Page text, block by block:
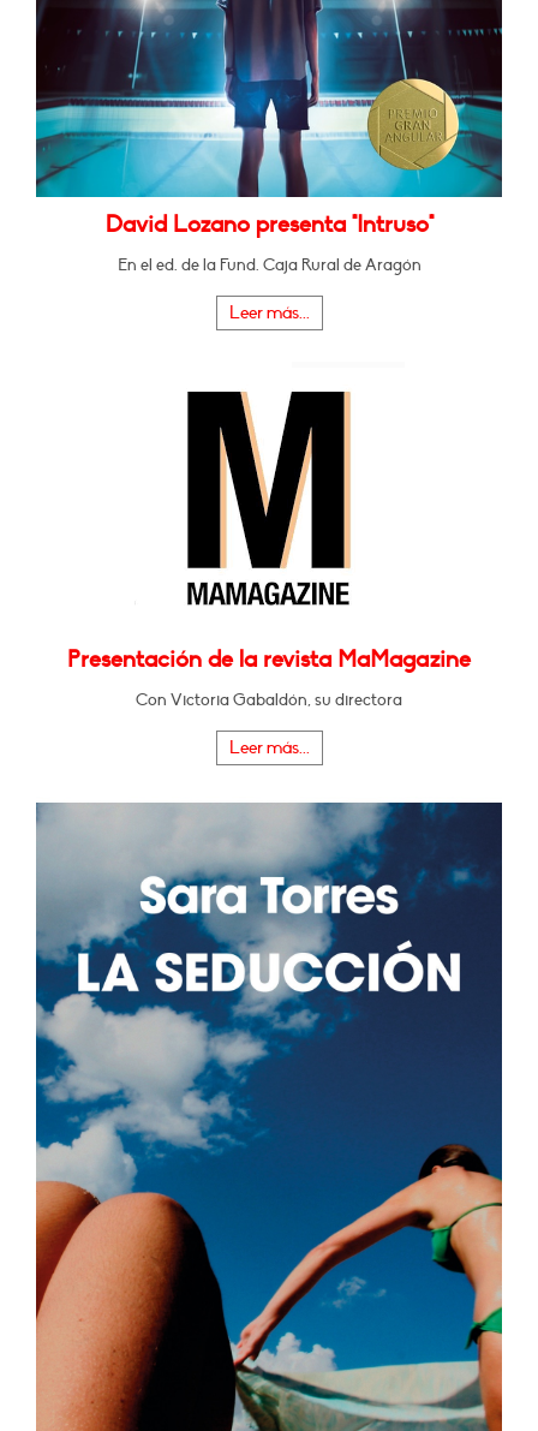
David Lozano presenta "Intruso"
En el ed. de la Fund. Caja Rural de Aragón
Leer más...
Presentación de la revista MaMagazine
Con Victoria Gabaldón, su directora
Leer más...